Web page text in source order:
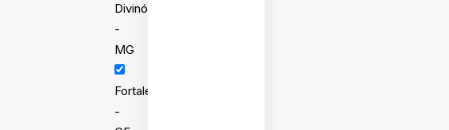
Divinópolis
-
MG
Fortaleza
-